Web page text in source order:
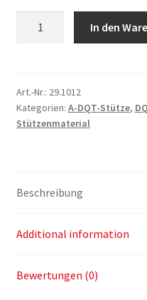
A-
Stütze
(konisch)
In den
Art.-Nr.: 29.1012
Kategorien: A-DQT-Stütze,
Stützenmaterial
Beschreibung
Additional information
Bewertungen (0)